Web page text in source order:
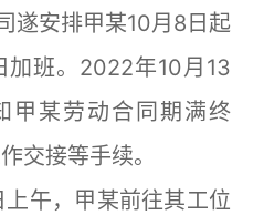
遂安排甲某10月8日起
加班。2022年10月13
甲某劳动合同期满终
交接等手续。
午，甲某前往其工位